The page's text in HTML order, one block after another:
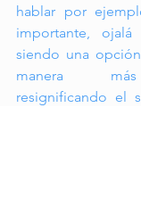
hablar por
importante,
siendo una
manera más
resignificando el